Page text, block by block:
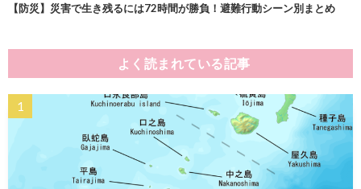
【防災】災害で生き残るには72時間が勝負！避難行動シーン別まとめ
よく読まれている記事